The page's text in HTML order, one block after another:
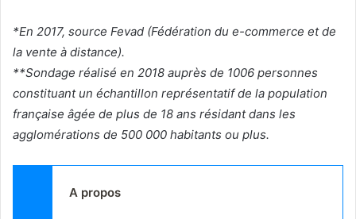
*En 2017, source Fevad (Fédération du e-commerce et de
la vente à distance).
**Sondage réalisé en 2018 auprès de 1006 personnes
constituant un échantillon représentatif de la population
française âgée de plus de 18 ans résidant dans les
agglomérations de 500 000 habitants ou plus.
A propos